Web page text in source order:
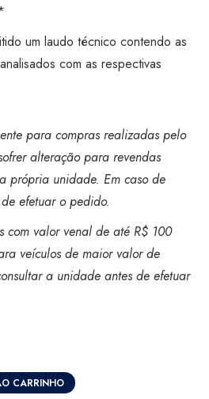
um laudo técnico contendo as
com as respectivas
para compras realizadas pelo
alteração para revendas
própria unidade. Em caso de
efetuar o pedido.
com valor venal de até R$ 100
veículos de maior valor de
a unidade antes de efetuar
CARRINHO